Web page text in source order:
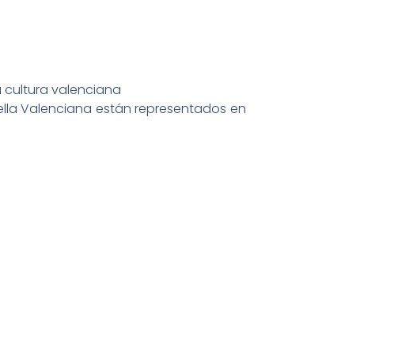
cultura valenciana
Valenciana están representados en